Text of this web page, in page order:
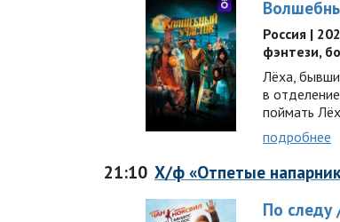
Россия |
фэнтези,
Лёха,
в
поймать
подробнее
21:10 Х/ф «Отпетые
По следу